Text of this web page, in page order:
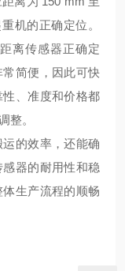
机的正确定位。
离传感器正确定
简便，因此可快
、准度和价格都
整。
的效率，还能确
器的耐用性和稳
生产流程的顺畅